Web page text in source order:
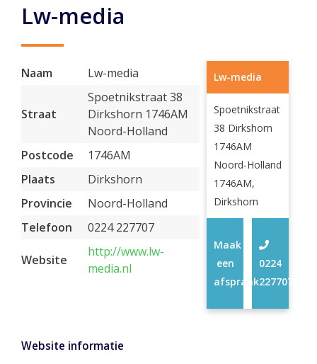
Lw-media
Naam Lw-media
Straat
Spoetnikstraat 38
Dirkshorn 1746AM
Noord-Holland
Postcode
1746AM
Plaats
Dirkshorn
Provincie
Noord-Holland
Telefoon
0224 227707
Website
http://www.lw-
media.nl
Lw-media
Spoetnikstraat
38 Dirkshorn
1746AM
Noord-Holland
1746AM,
Dirkshorn
0224
227707
Maak
een
afspraak
Website informatie